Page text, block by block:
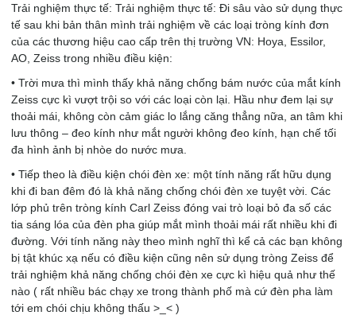
Trải nghiệm thực tế: Trải nghiệm thực tế: Đi sâu vào sử dụng thực
tế sau khi bản thân mình trải nghiệm về các loại tròng kính đơn
của các thương hiệu cao cấp trên thị trường VN: Hoya, Essilor,
AO, Zeiss trong nhiều điều kiện:
• Trời mưa thì mình thấy khả năng chống bám nước của mắt kính
Zeiss cực kì vượt trội so với các loại còn lại. Hầu như đem lại sự
thoải mái, không còn cảm giác lo lắng căng thẳng nữa, an tâm khi
lưu thông – đeo kính như mắt người không đeo kính, hạn chế tối
đa hình ảnh bị nhòe do nước mưa.
• Tiếp theo là điều kiện chói đèn xe: một tính năng rất hữu dụng
khi đi ban đêm đó là khả năng chống chói đèn xe tuyệt vời. Các
lớp phủ trên tròng kính Carl Zeiss đóng vai trò loại bỏ đa số các
tia sáng lóa của đèn pha giúp mắt mình thoải mái rất nhiều khi đi
đường. Với tính năng này theo mình nghĩ thì kể cả các bạn không
bị tật khúc xạ nếu có điều kiện cũng nên sử dụng tròng Zeiss để
trải nghiệm khả năng chống chói đèn xe cực kì hiệu quả như thế
nào ( rất nhiều bác chạy xe trong thành phố mà cứ đèn pha làm
tới em chói chịu không thấu >_< )